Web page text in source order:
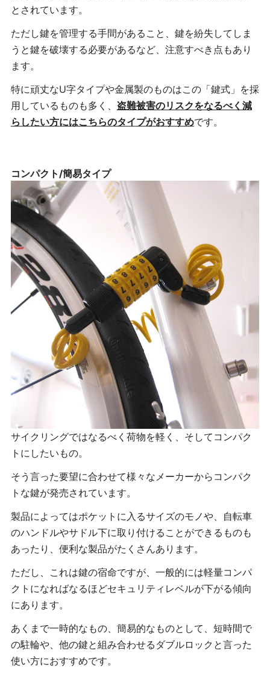
とされています。
ただし鍵を管理する手間があること、鍵を紛失してしま
うと鍵を破壊する必要があるなど、注意すべき点もあり
ます。
特に頑丈なU字タイプや金属製のものはこの「鍵式」を採
用しているものも多く、 盗難被害のリスクをなるべく減
らしたい方にはこちらのタイプがおすすめです。
コンパクト/簡易タイプ
サイクリングではなるべく荷物を軽く、そしてコンパク
トにしたいもの。
そう言った要望に合わせて様々なメーカーからコンパク
トな鍵が発売されています。
製品によってはポケットに入るサイズのモノや、自転車
のハンドルやサドル下に取り付けることができるものも
あったり、便利な製品がたくさんあります。
ただし、これは鍵の宿命ですが、一般的には軽量コンパ
クトになればなるほどセキュリティレベルが下がる傾向
にあります。
あくまで一時的なもの、簡易的なものとして、短時間で
の駐輪や、他の鍵と組み合わせるダブルロックと言った
使い方におすすめです。